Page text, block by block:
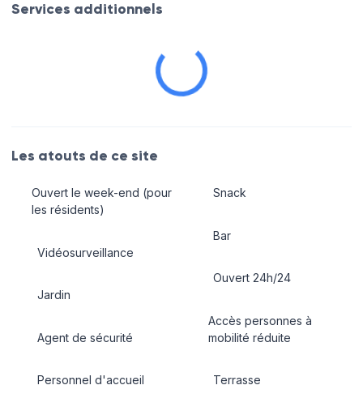
Services additionnels
Les atouts de ce site
Ouvert le week-end (pour
les résidents)
Vidéosurveillance
Jardin
Agent de sécurité
Personnel d'accueil
Snack
Bar
Ouvert 24h/24
Accès personnes à
mobilité réduite
Terrasse